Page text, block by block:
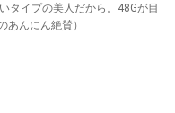
タイプの美人だから。48Gが目
んにん絶賛）